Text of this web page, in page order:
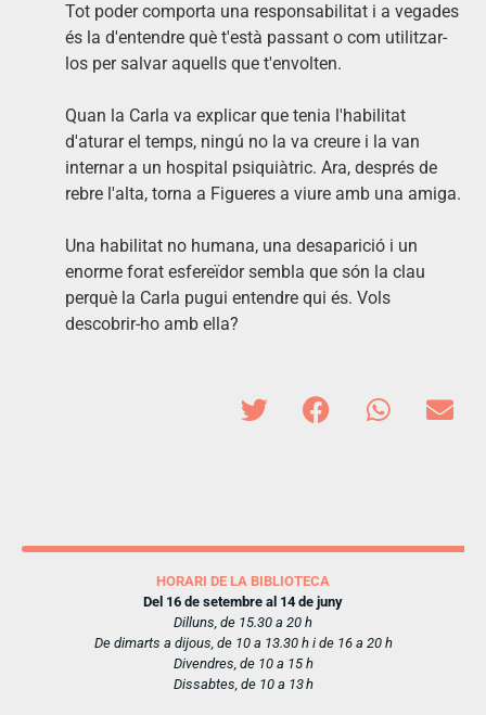
Tot poder comporta una responsabilitat i a vegades
és la d'entendre què t'està passant o com utilitzar-
los per salvar aquells que t'envolten.
Quan la Carla va explicar que tenia l'habilitat
d'aturar el temps, ningú no la va creure i la van
internar a un hospital psiquiàtric. Ara, després de
rebre l'alta, torna a Figueres a viure amb una amiga.
Una habilitat no humana, una desaparició i un
enorme forat esfereïdor sembla que són la clau
perquè la Carla pugui entendre qui és. Vols
descobrir-ho amb ella?
HORARI DE LA BIBLIOTECA
Del 16 de setembre al 14 de juny
Dilluns, de 15.30 a 20 h
De dimarts a dijous, de 10 a 13.30 h i de 16 a 20 h
Divendres, de 10 a 15 h
Dissabtes, de 10 a 13 h